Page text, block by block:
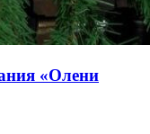
«Олени